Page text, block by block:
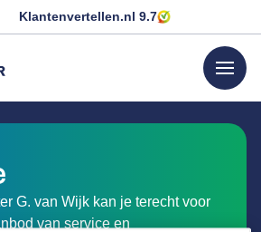
Klantenvertellen.nl 9.7
menu
G. van Wijk kan je terecht voor
van service en